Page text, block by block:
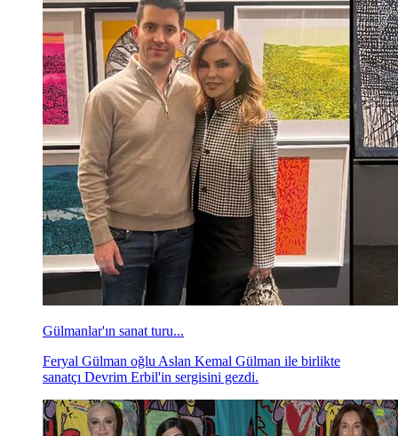
Gülmanlar'ın sanat turu...
Feryal Gülman oğlu Aslan Kemal Gülman ile birlikte
sanatçı Devrim Erbil'in sergisini gezdi.